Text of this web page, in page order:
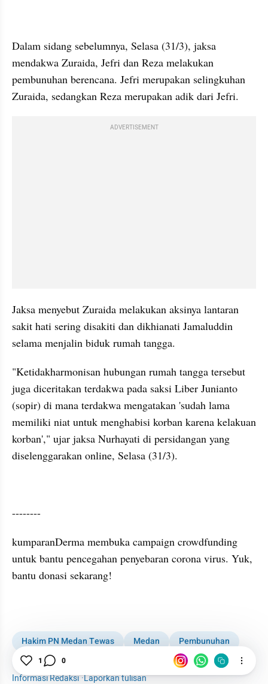
Dalam sidang sebelumnya, Selasa (31/3), jaksa
mendakwa Zuraida, Jefri dan Reza melakukan
pembunuhan berencana. Jefri merupakan selingkuhan
Zuraida, sedangkan Reza merupakan adik dari Jefri.
ADVERTISEMENT
Jaksa menyebut Zuraida melakukan aksinya lantaran
sakit hati sering disakiti dan dikhianati Jamaluddin
selama menjalin biduk rumah tangga.
"Ketidakharmonisan hubungan rumah tangga tersebut
juga diceritakan terdakwa pada saksi Liber Junianto
(sopir) di mana terdakwa mengatakan 'sudah lama
memiliki niat untuk menghabisi korban karena kelakuan
korban'," ujar jaksa Nurhayati di persidangan yang
diselenggarakan online, Selasa (31/3).
--------
kumparanDerma membuka campaign crowdfunding
untuk bantu pencegahan penyebaran corona virus. Yuk,
bantu donasi sekarang!
Hakim PN Medan Tewas Medan
Pembunuhan
Kabar Daerah
Informasi Redaksi·Laporkan tulisan
1 0